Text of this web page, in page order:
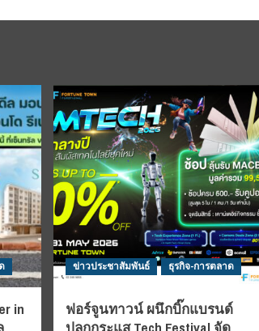
in
ข่าวประชาสัมพันธ์ ธุรกิจ-การตลาด
ฟอร์จูนทาวน์ ผนึกบิ๊กแบรนด์